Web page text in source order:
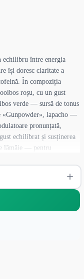
echilibru între energia
își doresc claritate a
În compoziția
roșu, cu un gust
verde — sursă de tonus
«Gunpowder», lapacho —
pronunțată,
echilibrat și susținerea
lămâie — pentru
este o sinergie a
de sănătate și